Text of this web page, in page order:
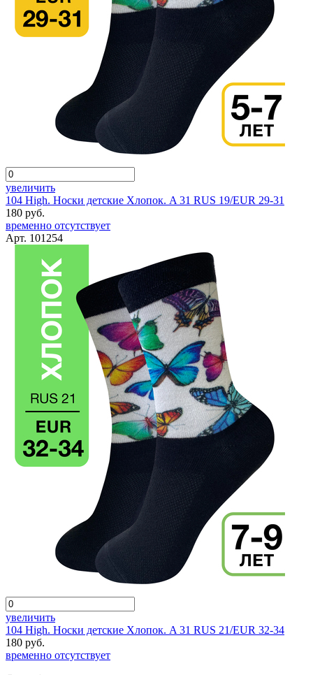
увеличить
104 High. Носки детские Хлопок. A 31 RUS 19/EUR 29-31
180 руб.
временно отсутствует
Арт. 101254
увеличить
104 High. Носки детские Хлопок. A 31 RUS 21/EUR 32-34
180 руб.
временно отсутствует